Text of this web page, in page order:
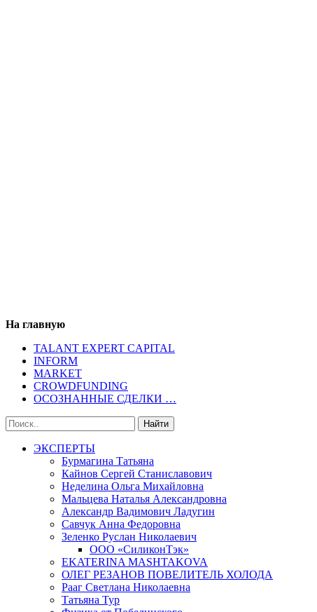
На главную
TALANT EXPERT CAPITAL
INFORM
MARKET
CROWDFUNDING
ОСОЗНАННЫЕ СДЕЛКИ …
ЭКСПЕРТЫ
Бурмагина Татьяна
Кайнов Сергей Станиславович
Неделина Ольга Михайловна
Мальцева Наталья Александровна
Александр Вадимович Ладугин
Савчук Анна Федоровна
Зеленко Руслан Николаевич
ООО «СиликонТэк»
EKATERINA MASHTAKOVA
ОЛЕГ РЕЗАНОВ ПОВЕЛИТЕЛЬ ХОЛОДА
Рааг Светлана Николаевна
Татьяна Тур